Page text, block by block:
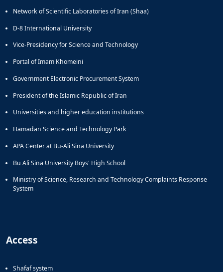
Network of Scientific Laboratories of Iran (Shaa)
D-8 International University
Vice-Presidency for Science and Technology
Portal of Imam Khomeini
Government Electronic Procurement System
President of the Islamic Republic of Iran
Universities and higher education institutions
Hamadan Science and Technology Park
APA Center at Bu-Ali Sina University
Bu Ali Sina University Boys' High School
Ministry of Science, Research and Technology Complaints Response
System
Access
Shafaf system